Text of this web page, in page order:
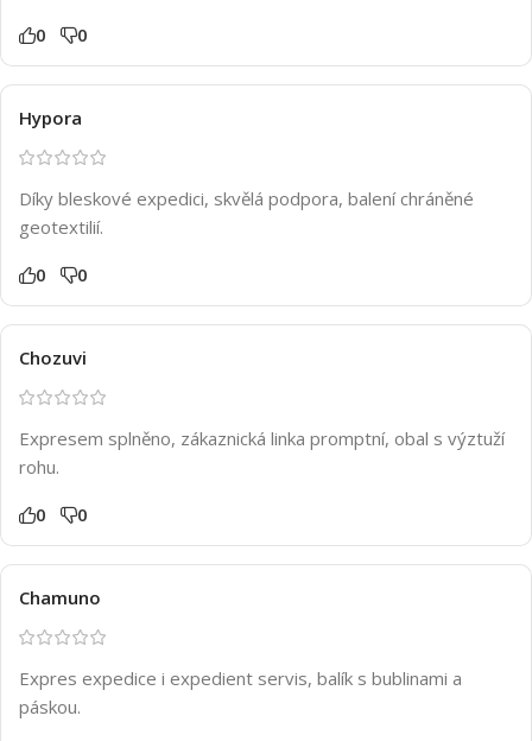
0 0
Hypora
Díky bleskové expedici, skvělá podpora, balení chráněné
geotextilií.
0 0
Chozuvi
Expresem splněno, zákaznická linka promptní, obal s výztuží
rohu.
0 0
Chamuno
Expres expedice i expedient servis, balík s bublinami a
páskou.